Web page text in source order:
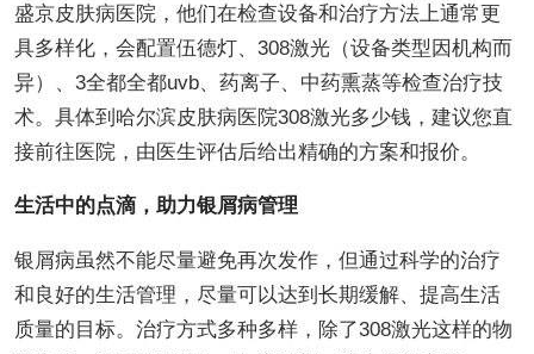
盛京皮肤病医院，他们在检查设备和治疗方法上通常更
具多样化，会配置伍德灯、308激光（设备类型因机构而
异）、3全都全都uvb、药离子、中药熏蒸等检查治疗技
术。具体到哈尔滨皮肤病医院308激光多少钱，建议您直
接前往医院，由医生评估后给出精确的方案和报价。
生活中的点滴，助力银屑病管理
银屑病虽然不能尽量避免再次发作，但通过科学的治疗
和良好的生活管理，尽量可以达到长期缓解、提高生活
质量的目标。治疗方式多种多样，除了308激光这样的物